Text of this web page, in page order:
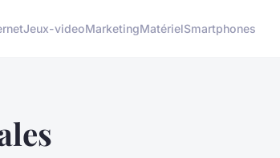
Jeux-videoMarketingMatérielSmartphones